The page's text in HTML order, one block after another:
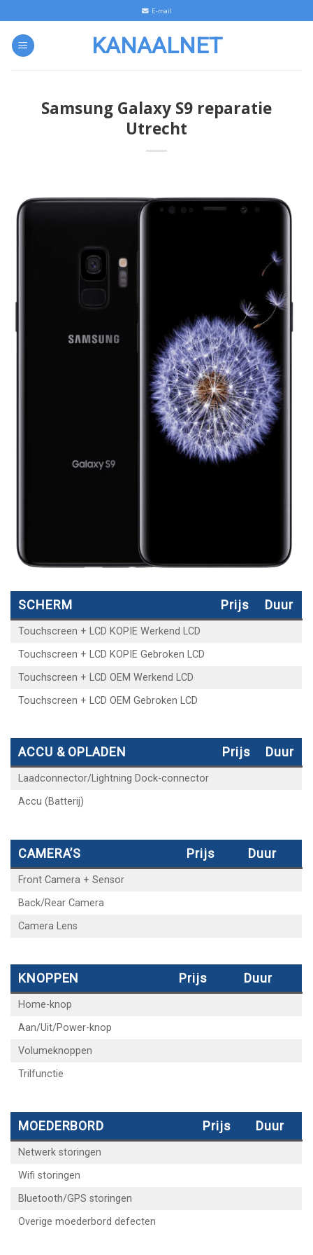
to
content
E-mail
KANAALNET
Samsung Galaxy S9 reparatie
Utrecht
SCHERM Prijs Duur
Touchscreen + LCD KOPIE Werkend LCD
Touchscreen + LCD KOPIE Gebroken LCD
Touchscreen + LCD OEM Werkend LCD
Touchscreen + LCD OEM Gebroken LCD
ACCU & OPLADEN Prijs Duur
Laadconnector/Lightning Dock-connector
Accu (Batterij)
CAMERA’S Prijs Duur
Front Camera + Sensor
Back/Rear Camera
Camera Lens
KNOPPEN Prijs Duur
Home-knop
Aan/Uit/Power-knop
Volumeknoppen
Trilfunctie
MOEDERBORD Prijs Duur
Netwerk storingen
Wifi storingen
Bluetooth/GPS storingen
Overige moederbord defecten